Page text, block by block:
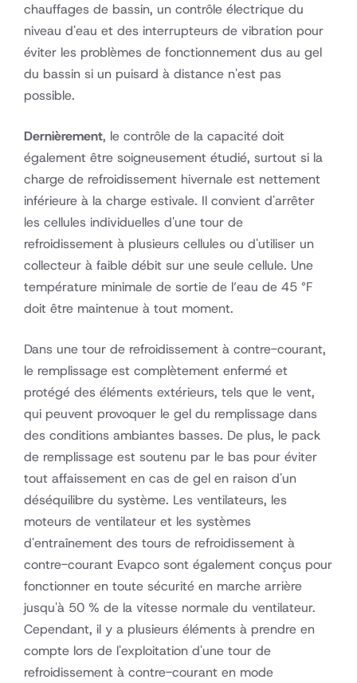
chauffages de bassin, un contrôle électrique du
niveau d'eau et des interrupteurs de vibration pour
éviter les problèmes de fonctionnement dus au gel
du bassin si un puisard à distance n'est pas
possible.
Dernièrement, le contrôle de la capacité doit
également être soigneusement étudié, surtout si la
charge de refroidissement hivernale est nettement
inférieure à la charge estivale. Il convient d'arrêter
les cellules individuelles d'une tour de
refroidissement à plusieurs cellules ou d'utiliser un
collecteur à faible débit sur une seule cellule. Une
température minimale de sortie de l’eau de 45 °F
doit être maintenue à tout moment.
Dans une tour de refroidissement à contre-courant,
le remplissage est complètement enfermé et
protégé des éléments extérieurs, tels que le vent,
qui peuvent provoquer le gel du remplissage dans
des conditions ambiantes basses. De plus, le pack
de remplissage est soutenu par le bas pour éviter
tout affaissement en cas de gel en raison d'un
déséquilibre du système. Les ventilateurs, les
moteurs de ventilateur et les systèmes
d'entraînement des tours de refroidissement à
contre-courant Evapco sont également conçus pour
fonctionner en toute sécurité en marche arrière
jusqu'à 50 % de la vitesse normale du ventilateur.
Cependant, il y a plusieurs éléments à prendre en
compte lors de l'exploitation d'une tour de
refroidissement à contre-courant en mode